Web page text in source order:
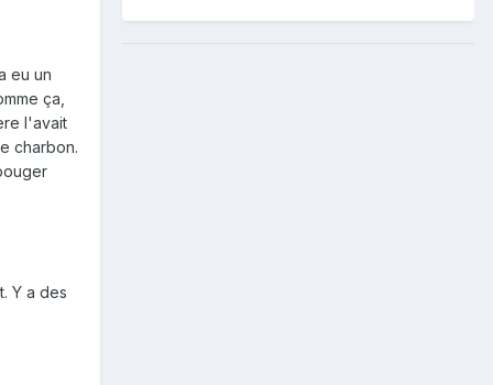
eu un
ça,
l'avait
charbon.
Y a des